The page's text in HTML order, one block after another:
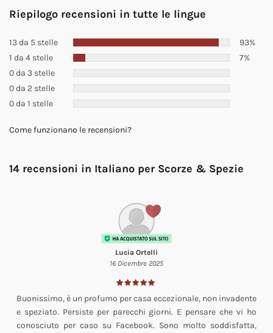
Riepilogo recensioni in tutte le lingue
13 da 5 stelle
93%
1 da 4 stelle
7%
0 da 3 stelle
0 da 2 stelle
0 da 1 stelle
Come funzionano le recensioni?
14 recensioni in Italiano per Scorze & Spezie
Lucia Ortelli
16 Dicembre 2025
Buonissimo, è un profumo per casa eccezionale, non invadente
e speziato. Persiste per parecchi giorni. E pensare che vi ho
conosciuto per caso su Facebook. Sono molto soddisfatta,